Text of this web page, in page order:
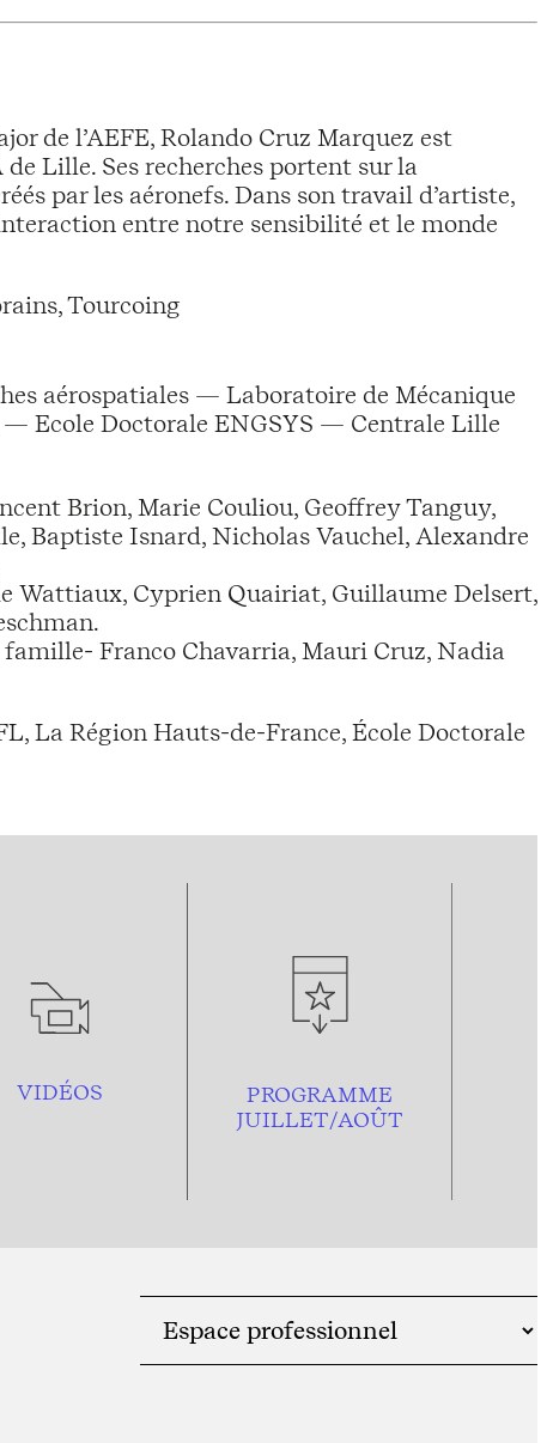
de l’AEFE, Rolando Cruz Marquez est
Lille. Ses recherches portent sur la
par les aéronefs. Dans son travail d’artiste,
entre notre sensibilité et le monde
Tourcoing
aérospatiales — Laboratoire de Mécanique
Ecole Doctorale ENGSYS — Centrale Lille
Brion, Marie Couliou, Geoffrey Tanguy,
Baptiste Isnard, Nicholas Vauchel, Alexandre
Wattiaux, Cyprien Quairiat, Guillaume Delsert,
Franco Chavarria, Mauri Cruz, Nadia
La Région Hauts-de-France, École Doctorale
VIDÉOS
PROGRAMME
JUILLET/AOÛT